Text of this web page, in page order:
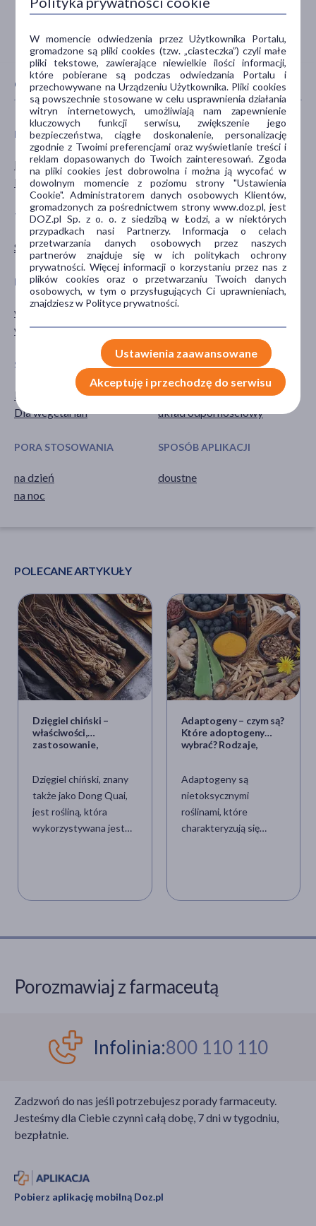
CECHY PRODUKTU
PŁEĆ
Mężczyzna
Kobieta
WIEK
dla dorosłych
dla seniorów
TYP PRODUKTU
Suplement diety
POSTAĆ
kapsułki
DZIAŁANIE/WŁAŚCIWOŚCI
wspomagające
wzmacniające
GŁÓWNY SKŁADNIK
żeń-szeń syberyjski
SPECYFIKA
Dla wegan
Dla wegetarian
UKŁADY NARZĄDOWE
układ nerwowy
układ odpornościowy
PORA STOSOWANIA
na dzień
na noc
SPOSÓB APLIKACJI
doustne
POLECANE ARTYKUŁY
Dzięgiel chiński –
właściwości,
zastosowanie,
Dzięgiel chiński, znany
także jako Dong Quai,
jest rośliną, która
wykorzystywana jest
właściwości? Która
celach leczniczych? Czy
dla każdego?
Podpowiadamy.
Adaptogeny – czym są?
Które adoptogeny
wybrać? Rodzaje,
suplementacji
Adaptogeny są
nietoksycznymi
roślinami, które
charakteryzują się
psychiczną i mentalną.
stymulują ciało do
homeostazy.
Substancje
potencjał
antyoksydacyjny. Który
Porozmawiaj z farmaceutą
Infolinia:800 110 110
Zadzwoń do nas jeśli potrzebujesz porady farmaceuty.
Jesteśmy dla Ciebie czynni całą dobę, 7 dni w tygodniu,
bezpłatnie.
Pobierz aplikację mobilną Doz.pl
W momencie odwiedzenia przez Użytkownika Portalu,
gromadzone są pliki cookies (tzw. „ciasteczka”) czyli małe
pliki tekstowe, zawierające niewielkie ilości informacji,
które pobierane są podczas odwiedzania Portalu i
przechowywane na Urządzeniu Użytkownika. Pliki cookies
są powszechnie stosowane w celu usprawnienia działania
witryn internetowych, umożliwiają nam zapewnienie
kluczowych funkcji serwisu, zwiększenie jego
bezpieczeństwa, ciągłe doskonalenie, personalizację
zgodnie z Twoimi preferencjami oraz wyświetlanie treści i
reklam dopasowanych do Twoich zainteresowań. Zgoda
na pliki cookies jest dobrowolna i można ją wycofać w
dowolnym momencie z poziomu strony "Ustawienia
Cookie". Administratorem danych osobowych Klientów,
gromadzonych za pośrednictwem strony www.doz.pl, jest
DOZ.pl Sp. z o. o. z siedzibą w Łodzi, a w niektórych
przypadkach nasi Partnerzy. Informacja o celach
przetwarzania danych osobowych przez naszych
partnerów znajduje się w ich politykach ochrony
prywatności. Więcej informacji o korzystaniu przez nas z
plików cookies oraz o przetwarzaniu Twoich danych
osobowych, w tym o przysługujących Ci uprawnieniach,
znajdziesz w Polityce prywatności.
Ustawienia zaawansowane
Akceptuję i przechodzę do serwisu